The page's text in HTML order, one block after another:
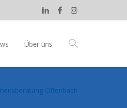
Über uns
Offenbach